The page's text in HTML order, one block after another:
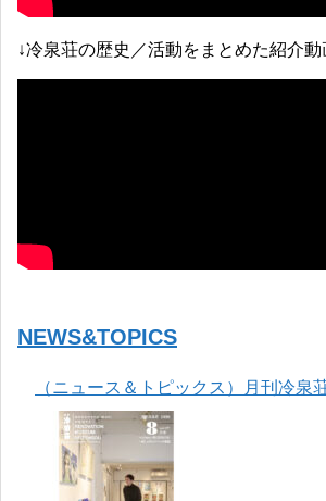
↓冷泉荘の歴史／活動をまとめた紹介動
NEWS&TOPICS
（ニュース＆トピックス）月刊冷泉